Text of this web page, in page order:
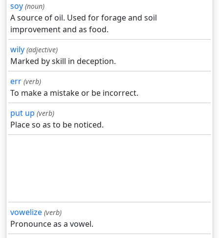
soy (noun)
A source of oil. Used for forage and soil
improvement and as food.
wily (adjective)
Marked by skill in deception.
err (verb)
To make a mistake or be incorrect.
put up (verb)
Place so as to be noticed.
vowelize (verb)
Pronounce as a vowel.